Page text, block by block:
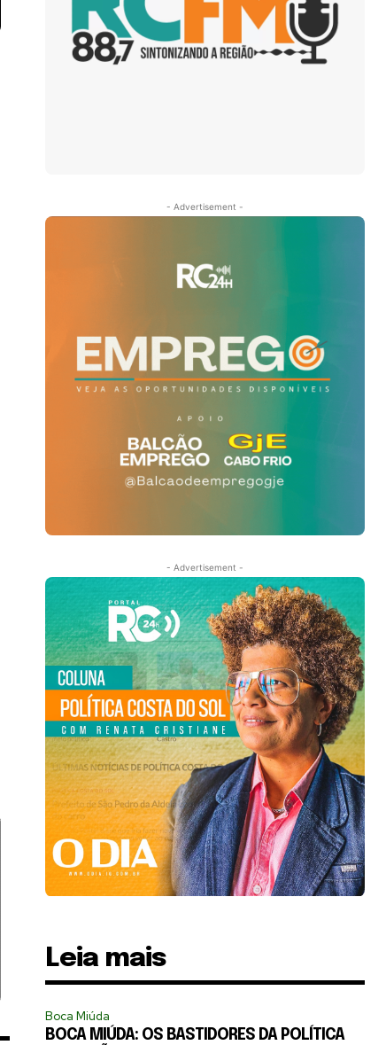
- Advertisement -
- Advertisement -
Leia mais
Boca Miúda
BOCA MIÚDA: OS BASTIDORES DA POLÍTICA